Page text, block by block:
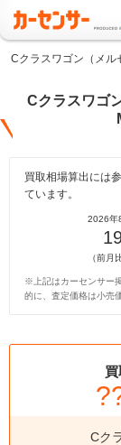
Cクラスワゴン（メル
Cクラスワゴ
買取相場算出には
ています。
2026年
（前月
※上記はカーセンサー
的に、査定価格は小売
Cク